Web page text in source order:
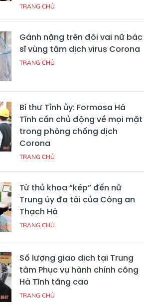
TRANG CHỦ
Gánh nặng trên đôi vai nữ bác
sĩ vùng tâm dịch virus Corona
TRANG CHỦ
Bí thư Tỉnh ủy: Formosa Hà
Tĩnh cần chủ động về mọi mặt
trong phòng chống dịch
Corona
TRANG CHỦ
Từ thủ khoa “kép” đến nữ
Trung úy đa tài của Công an
Thạch Hà
TRANG CHỦ
Số lượng giao dịch tại Trung
tâm Phục vụ hành chính công
Hà Tĩnh tăng cao
TRANG CHỦ